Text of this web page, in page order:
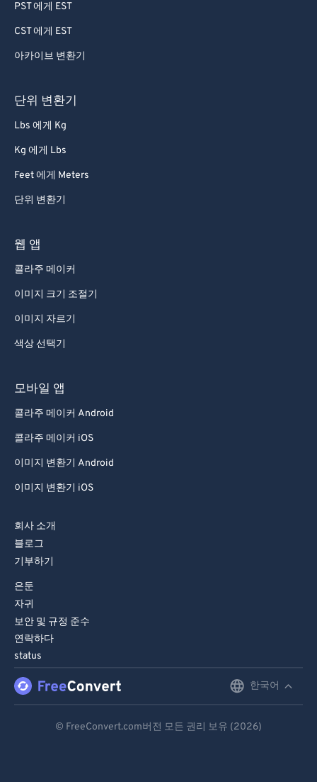
PST 에게 EST
CST 에게 EST
아카이브 변환기
단위 변환기
Lbs 에게 Kg
Kg 에게 Lbs
Feet 에게 Meters
단위 변환기
웹 앱
콜라주 메이커
이미지 크기 조절기
이미지 자르기
색상 선택기
모바일 앱
콜라주 메이커 Android
콜라주 메이커 iOS
이미지 변환기 Android
이미지 변환기 iOS
회사 소개
블로그
기부하기
은둔
자귀
보안 및 규정 준수
연락하다
status
한국어
© FreeConvert.com버전 모든 권리 보유 (2026)